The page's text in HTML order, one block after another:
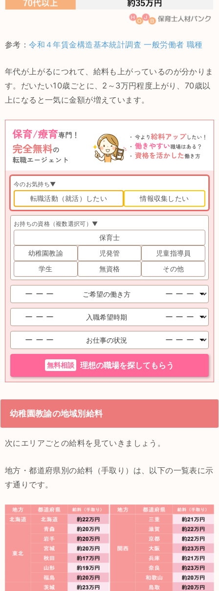
参考：令和４年賃金構造基本統計調査 一般労働者 職種
年代が上がるにつれて、給料も上がっているのが分かりま
す。だいたい10歳ごとに、2～3万円程度上がり、70歳以
上になると一気に金額が増えています。
今のお気持ち▼
転職活動（就活）したい 情報収集したい
お持ちの資格（複数選択可）▼
保育士
幼稚園教諭
児発管
児童指導員
学生
無資格 その他
無料相談 理想の職場を探してもらう
幼稚園教諭の地域別給料
次にエリアごとの給料を見ていきましょう。
地方・都道府県別の給料（手取り）は、以下の一覧表に示
す通りです。